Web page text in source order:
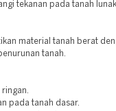
tekanan pada tanah
material tanah berat
tanah.
pada tanah dasar.